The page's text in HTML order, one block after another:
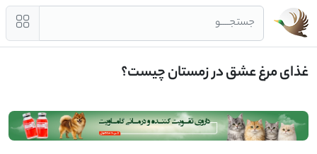
جستجــــو
غذای مرغ عشق در زمستان چیست؟